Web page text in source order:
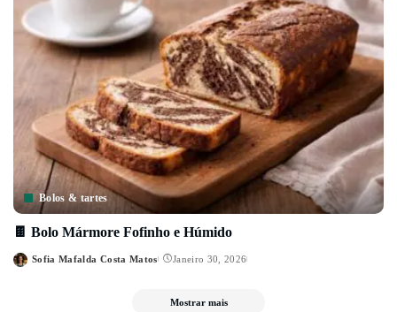
Bolos & tartes
🍫 Bolo Mármore Fofinho e Húmido
Posted
Sofia Mafalda Costa Matos Janeiro 30, 2026
Mostrar mais